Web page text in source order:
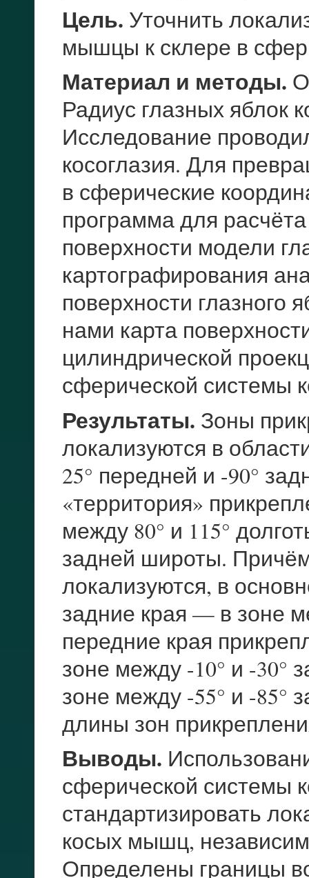
Цель. Уточнить
мышцы к склере в
Материал и методы.
Радиус глазных яблок
Исследование
косоглазия. Для
в сферические
программа для
поверхности модели
картографирования
поверхности глазного
нами карта
цилиндрической
сферической системы
Результаты. Зоны
локализуются в
25° передней и -90°
«территория»
между 80° и 115°
задней широты.
локализуются, в
задние края — в зоне
передние края
зоне между -10° и -30°
зоне между -55° и -85°
длины зон
Выводы.
сферической системы
стандартизировать
косых мышц,
Определены границы